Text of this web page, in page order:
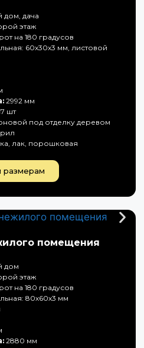
дом, дача
этаж
на 180 градусов
60х30х3 мм, листовой
2992 мм
шт
под отделку деревом
лак, порошковая
размерам
помещения
дом
этаж
на 180 градусов
80х60х3 мм
2880 мм